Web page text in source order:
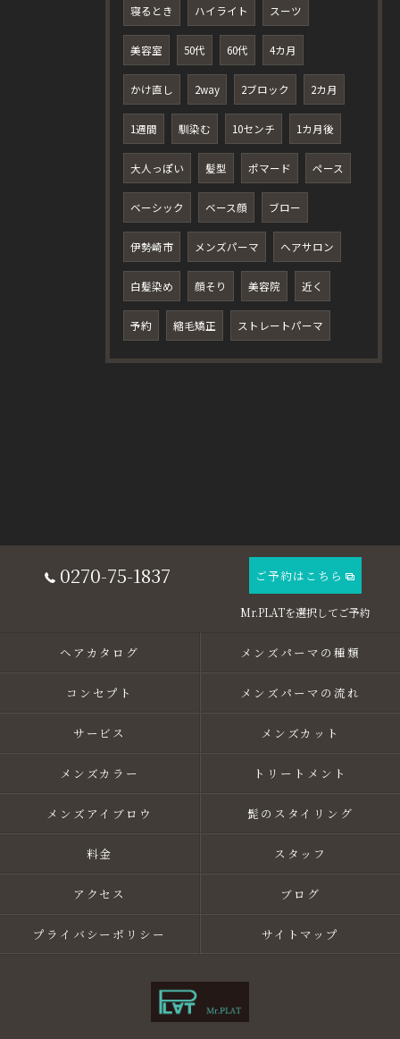
寝るとき ハイライト スーツ
美容室 50代 60代 4カ月
かけ直し 2way 2ブロック 2カ月
1週間 馴染む 10センチ 1カ月後
大人っぽい 髪型 ポマード ペース
ベーシック ベース顔 ブロー
伊勢崎市 メンズパーマ ヘアサロン
白髪染め 顔そり 美容院 近く
予約 縮毛矯正 ストレートパーマ
0270-75-1837 ご予約はこちら
ヘアカタログ メンズパーマの種類
コンセプト メンズパーマの流れ
サービス メンズカット
メンズカラー トリートメント
メンズアイブロウ 髭のスタイリング
料金 スタッフ
アクセス ブログ
プライバシーポリシー サイトマップ